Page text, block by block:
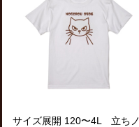
サイズ展開 120〜4L 立ちノ